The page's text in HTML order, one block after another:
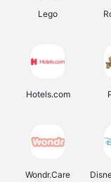
Lego
Hotels.com
Wondr.Care